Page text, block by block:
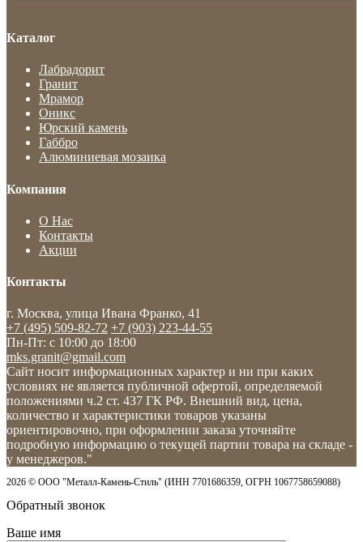
Каталог
Лабрадорит
Гранит
Мрамор
Оникс
Юрский камень
Габбро
Алюминиевая мозаика
Компания
О Нас
Контакты
Акции
Контакты
г. Москва, улица Ивана Франко, 41
+7 (495) 509-82-72 +7 (903) 223-44-55
Пн-Пт: c 10:00 до 18:00
mks.granit@gmail.com
Сайт носит информационных характер и ни при каких
условиях не является публичной офертой, определяемой
положениями ч.2 ст. 437 ГК РФ. Внешний вид, цена,
количество и характеристики товаров указаны
ориентировочно, при оформлении заказа уточняйте
подробную информацию о текущей партии товара на складе -
у менеджеров."
2026 © ООО "Металл-Камень-Стиль" (ИНН 7701686359, ОГРН 1067758659088)
Обратный звонок
Ваше имя